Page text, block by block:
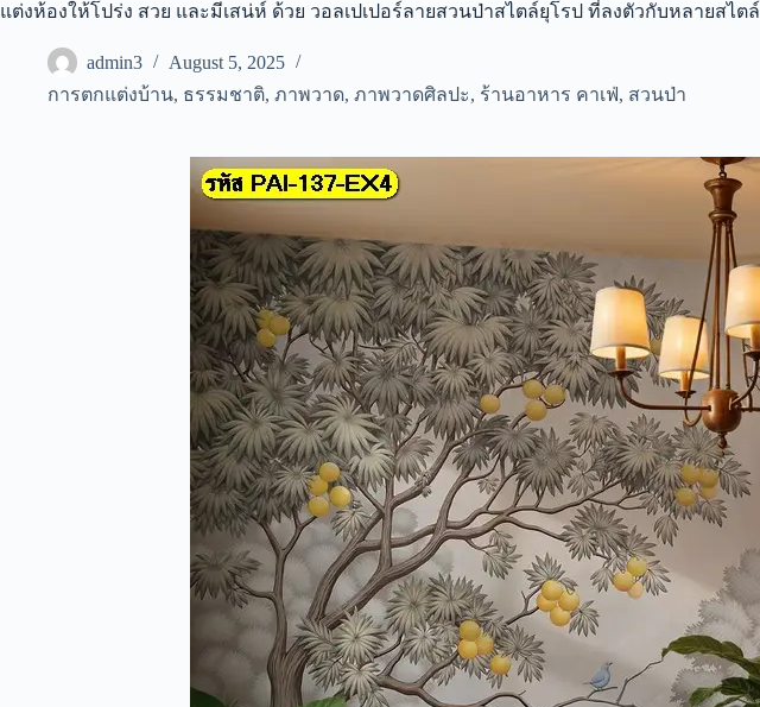
แต่งห้องให้โปร่ง สวย และมีเสน่ห์ ด้วย วอลเปเปอร์ลายสวนป่าสไตล์ยุโรป ที่ลงตัวกับหลายสไตล์
admin3
August 5, 2025
การตกแต่งบ้าน, ธรรมชาติ, ภาพวาด, ภาพวาดศิลปะ, ร้านอาหาร คาเฟ่, สวนป่า